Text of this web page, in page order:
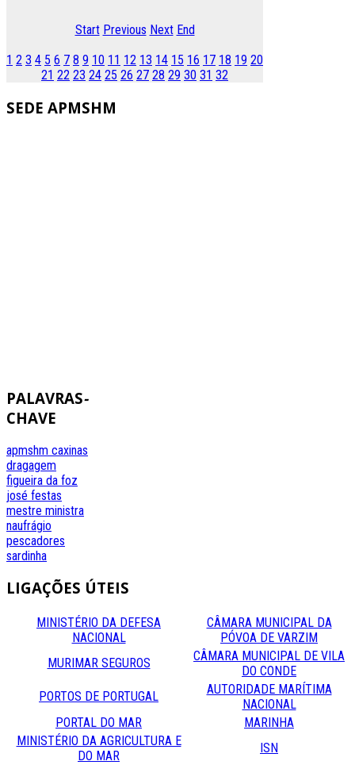
Start Previous Next End
1 2 3 4 5 6 7 8 9 10 11 12 13 14 15 16 17 18 19 20
21 22 23 24 25 26 27 28 29 30 31 32
SEDE APMSHM
PALAVRAS-
CHAVE
apmshm caxinas
dragagem
figueira da foz
josé festas
mestre ministra
naufrágio
pescadores
sardinha
LIGAÇÕES ÚTEIS
MINISTÉRIO DA DEFESA
NACIONAL
CÂMARA MUNICIPAL DA
PÓVOA DE VARZIM
MURIMAR SEGUROS
CÂMARA MUNICIPAL DE VILA
DO CONDE
PORTOS DE PORTUGAL
AUTORIDADE MARÍTIMA
NACIONAL
PORTAL DO MAR
MARINHA
MINISTÉRIO DA AGRICULTURA E
DO MAR
ISN